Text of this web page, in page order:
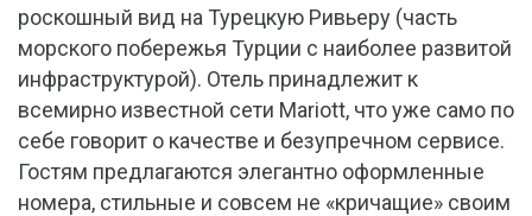
роскошный вид на Турецкую Ривьеру (часть
морского побережья Турции с наиболее развитой
инфраструктурой). Отель принадлежит к
всемирно известной сети Mariott, что уже само по
себе говорит о качестве и безупречном сервисе.
Гостям предлагаются элегантно оформленные
номера, стильные и совсем не «кричащие» своим